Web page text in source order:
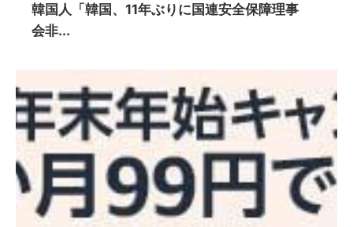
韓国人「韓国、11年ぶりに国連安全保障理事
会非...